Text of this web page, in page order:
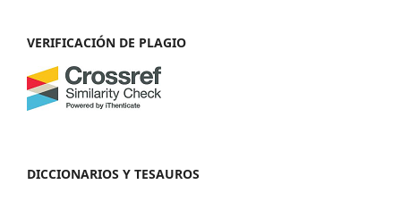
VERIFICACIÓN DE PLAGIO
DICCIONARIOS Y TESAUROS